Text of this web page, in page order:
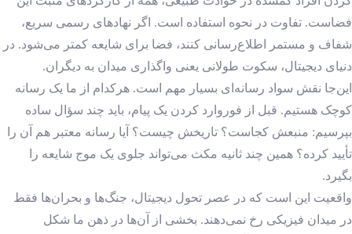
فضاست. تفاوت در نحوه استفاده است. اگر نهادهای رسمی سریع،
شفاف و مستمر اطلاع‌رسانی کنند، فضا برای شایعه کمتر می‌شود. در
دنیای دیجیتال، سکوت طولانی یعنی واگذاری میدان به دیگران.
این‌جا نقش سواد رسانه‌ای بسیار مهم است. هرکدام از ما یک رسانه
کوچک هستیم. قبل از فوروارد کردن یک پیام، باید چند سؤال ساده
بپرسیم: منبعش کجاست؟ تاریخش چیست؟ آیا رسانه معتبر هم آن را
تأیید کرده؟ همین چند ثانیه مکث می‌تواند جلوی یک موج شایعه را
بگیرد.
واقعیت این است که در عصر تحول دیجیتال، جنگ‌ها و بحران‌ها فقط
در میدان فیزیکی رخ نمی‌دهند. بخشی از آن‌ها در ذهن ما شکل